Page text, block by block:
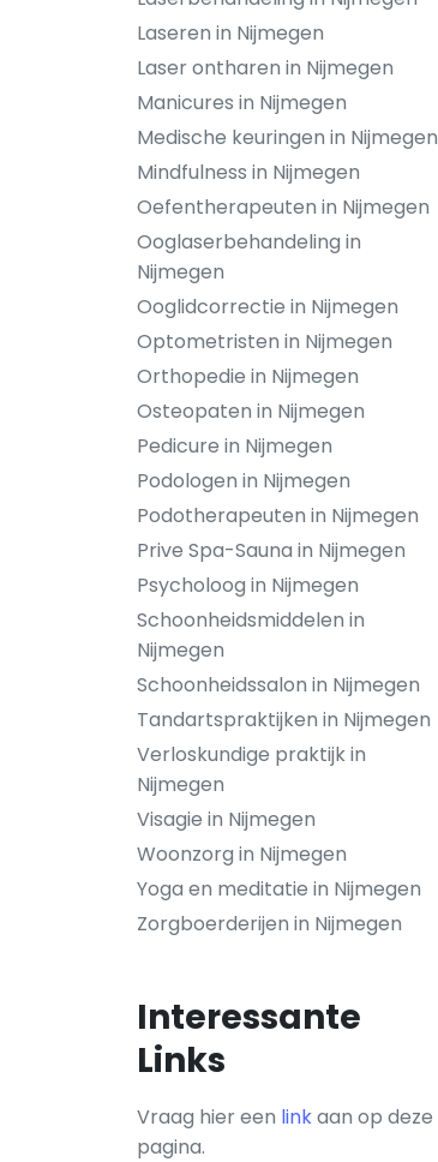
Laseren in Nijmegen
Laser ontharen in Nijmegen
Manicures in Nijmegen
Medische keuringen in Nijmegen
Mindfulness in Nijmegen
Oefentherapeuten in Nijmegen
Ooglaserbehandeling in
Nijmegen
Ooglidcorrectie in Nijmegen
Optometristen in Nijmegen
Orthopedie in Nijmegen
Osteopaten in Nijmegen
Pedicure in Nijmegen
Podologen in Nijmegen
Podotherapeuten in Nijmegen
Prive Spa-Sauna in Nijmegen
Psycholoog in Nijmegen
Schoonheidsmiddelen in
Nijmegen
Schoonheidssalon in Nijmegen
Tandartspraktijken in Nijmegen
Verloskundige praktijk in
Nijmegen
Visagie in Nijmegen
Woonzorg in Nijmegen
Yoga en meditatie in Nijmegen
Zorgboerderijen in Nijmegen
Interessante
Links
Vraag hier een linkaan op deze
pagina.